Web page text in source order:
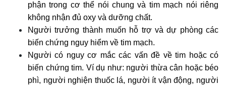
phận trong cơ thể nói chung và tim mạch nói riêng
không nhận đủ oxy và dưỡng chất.
Người trưởng thành muốn hỗ trợ và dự phòng các
biến chứng nguy hiểm về tim mạch.
Người có nguy cơ mắc các vấn đề về tim hoặc có
biến chứng tim. Ví dụ như: người thừa cân hoặc béo
phì, người nghiện thuốc lá, người ít vận động, người